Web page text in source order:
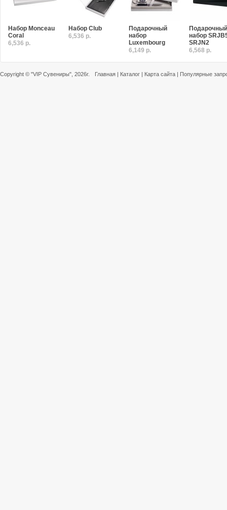
Набор Monceau
Coral
6,536 р.
Набор Club
6,536 р.
Подарочный
набор
Luxembourg
6,149 р.
Подарочный
набор
SRJN2
6,568 р.
Copyright © "VIP Сувениры" , 2026г. Главная | Каталог | Карта сайта | Популярные